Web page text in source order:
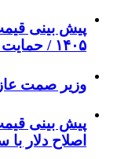
۱۴۰۵ / حمایت اونس از بازار طلا و سکه + جدول
وزیر صمت
اصلاح دلار